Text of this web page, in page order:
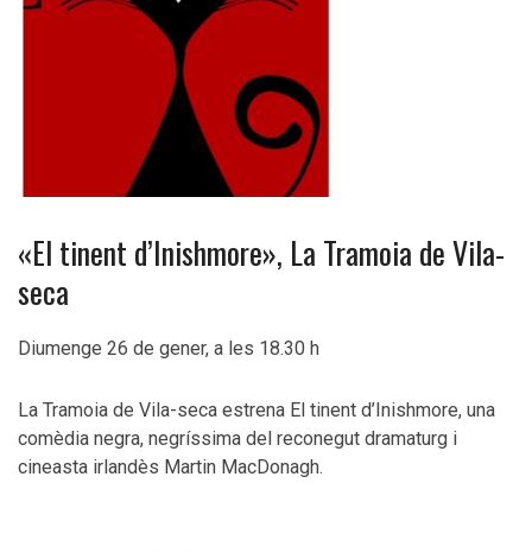
«El tinent d’Inishmore», La Tramoia de Vila-
seca
Diumenge 26 de gener, a les 18.30 h
La Tramoia de Vila-seca estrena El tinent d’Inishmore, una
comèdia negra, negríssima del reconegut dramaturg i
cineasta irlandès Martin MacDonagh.